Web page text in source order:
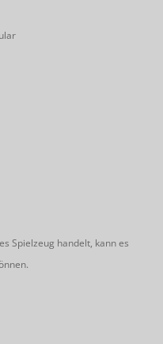
Spielzeug handelt, kann es